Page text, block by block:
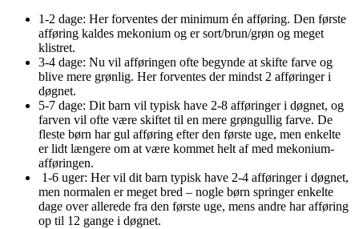
1-2 dage: Her forventes der minimum én afføring. Den første
afføring kaldes mekonium og er sort/brun/grøn og meget
klistret.
3-4 dage: Nu vil afføringen ofte begynde at skifte farve og
blive mere grønlig. Her forventes der mindst 2 afføringer i
døgnet.
5-7 dage: Dit barn vil typisk have 2-8 afføringer i døgnet, og
farven vil ofte være skiftet til en mere grøngullig farve. De
fleste børn har gul afføring efter den første uge, men enkelte
er lidt længere om at være kommet helt af med mekonium-
afføringen.
1-6 uger: Her vil dit barn typisk have 2-4 afføringer i døgnet,
men normalen er meget bred – nogle børn springer enkelte
dage over allerede fra den første uge, mens andre har afføring
op til 12 gange i døgnet.